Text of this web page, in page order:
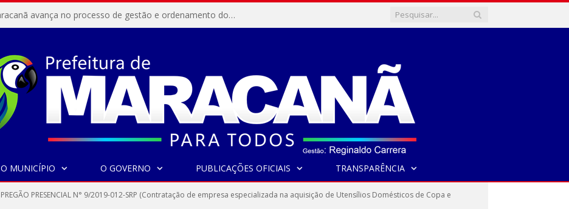
Resex Maracanã avança no processo de gestão e ordenamento do turismo em nossas áreas protegidas.
O MUNICÍPIO O GOVERNO PUBLICAÇÕES OFICIAIS TRANSPARÊNCIA
PREGÃO PRESENCIAL N° 9/2019-012-SRP (Contratação de empresa especializada na aquisição de Utensílios Domésticos de Copa e